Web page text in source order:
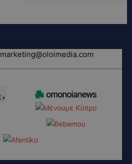
marketing@oloimedia.com